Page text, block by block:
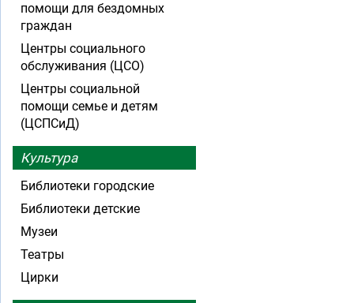
помощи для бездомных
граждан
Центры социального
обслуживания (ЦСО)
Центры социальной
помощи семье и детям
(ЦСПСиД)
Культура
Библиотеки городские
Библиотеки детские
Музеи
Театры
Цирки